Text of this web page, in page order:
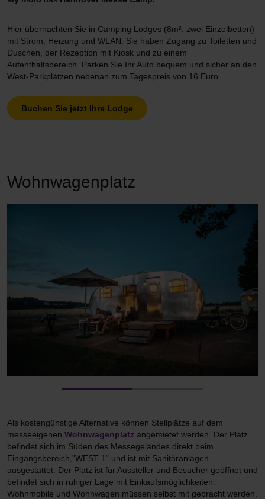
Hier übernachten Sie in Camping Lodges (8m², zwei Einzelbetten)
mit Strom, Heizung und WLAN. Sie haben Zugang zu Toiletten und
Duschen, der Rezeption mit Kiosk und zu einem
Aufenthaltsbereich. Parken Sie Ihr Auto bequem und sicher an den
West-Parkplätzen nebenan zum Tagespreis von 16 Euro.
Buchen Sie jetzt Ihre Lodge
Wohnwagenplatz
Als kostengünstige Alternative können Stellplätze auf dem
messeeigenen Wohnwagenplatz angemietet werden. Der Platz
befindet sich im Süden des Messegeländes direkt beim
Eingangsbereich,"WEST 1" und ist mit Sanitäranlagen
ausgestattet. Der Platz ist für Aussteller und Besucher ge­öffnet und
befindet sich in ruhiger Lage mit Einkaufsmög­lichkeiten.
Wohnmobile und Wohnwagen müssen selbst mit­ gebracht werden.